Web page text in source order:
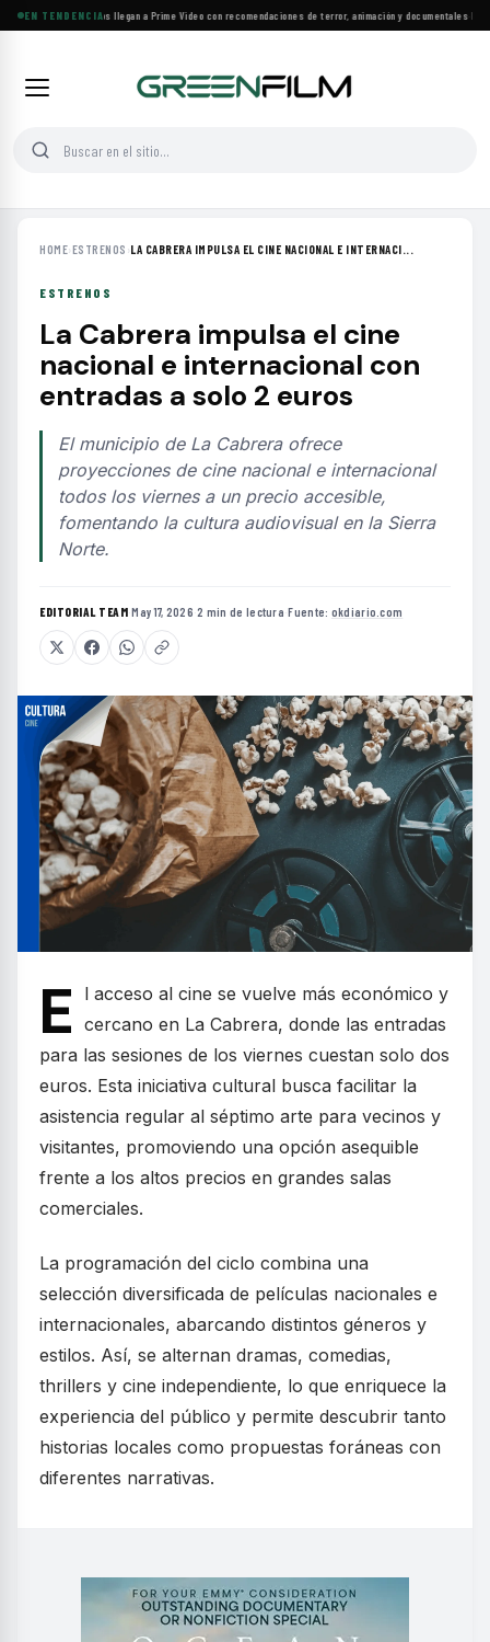
EN TENDENCIA
Más de 160 estrenos llegan a Prime Video con recomendaciones de terror, animación y documentales·Las
HOME›ESTRENOS ›LA CABRERA IMPULSA EL CINE NACIONAL E INTERNACI...
ESTRENOS
La Cabrera impulsa el cine
nacional e internacional con
entradas a solo 2 euros
El municipio de La Cabrera ofrece
proyecciones de cine nacional e internacional
todos los viernes a un precio accesible,
fomentando la cultura audiovisual en la Sierra
Norte.
EDITORIAL TEAM·May 17, 2026·2 min de lectura·Fuente: okdiario.com
E
l acceso al cine se vuelve más económico y
cercano en La Cabrera, donde las entradas
para las sesiones de los viernes cuestan solo dos
euros. Esta iniciativa cultural busca facilitar la
asistencia regular al séptimo arte para vecinos y
visitantes, promoviendo una opción asequible
frente a los altos precios en grandes salas
comerciales.
La programación del ciclo combina una
selección diversificada de películas nacionales e
internacionales, abarcando distintos géneros y
estilos. Así, se alternan dramas, comedias,
thrillers y cine independiente, lo que enriquece la
experiencia del público y permite descubrir tanto
historias locales como propuestas foráneas con
diferentes narrativas.